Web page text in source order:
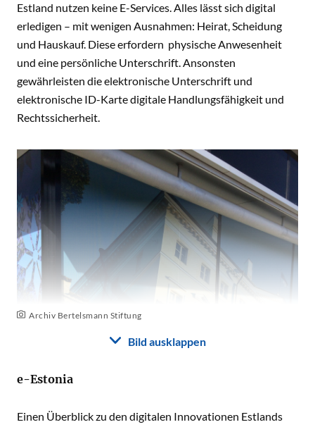
Estland nutzen keine E-Services. Alles lässt sich digital
erledigen – mit wenigen Ausnahmen: Heirat, Scheidung
und Hauskauf. Diese erfordern physische Anwesenheit
und eine persönliche Unterschrift. Ansonsten
gewährleisten die elektronische Unterschrift und
elektronische ID-Karte digitale Handlungsfähigkeit und
Rechtssicherheit.
Archiv Bertelsmann Stiftung
Bild ausklappen
e-Estonia
Einen Überblick zu den digitalen Innovationen Estlands